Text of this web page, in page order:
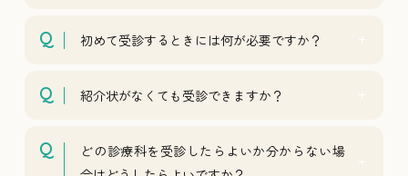
初めて受診するときには何が必要ですか？
紹介状がなくても受診できますか？
どの診療科を受診したらよいか分からない場